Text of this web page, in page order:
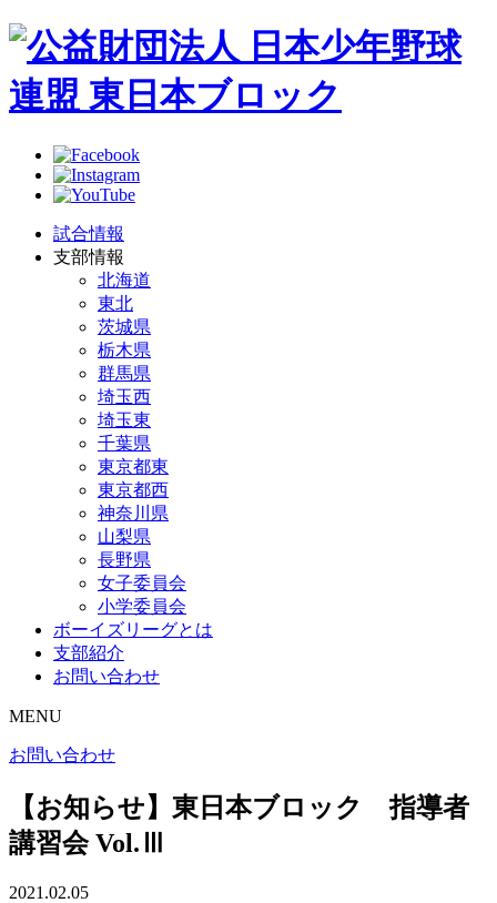
試合情報
支部情報
北海道
東北
茨城県
栃木県
群馬県
埼玉西
埼玉東
千葉県
東京都東
東京都西
神奈川県
山梨県
長野県
女子委員会
小学委員会
ボーイズリーグとは
支部紹介
お問い合わせ
MENU
お問い合わせ
【お知らせ】東日本ブロック 指導者
講習会 Vol.Ⅲ
2021.02.05